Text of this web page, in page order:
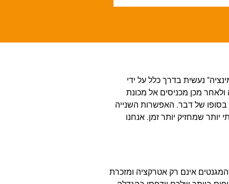
נעשית בדרך כלל על ידי
ולאחר מכן מכניסים אל מכונת
של דבר. האפשרות השנייה
שמחזיק יותר זמן. אנחנו
אינם רק אטרקציה ומזכרת